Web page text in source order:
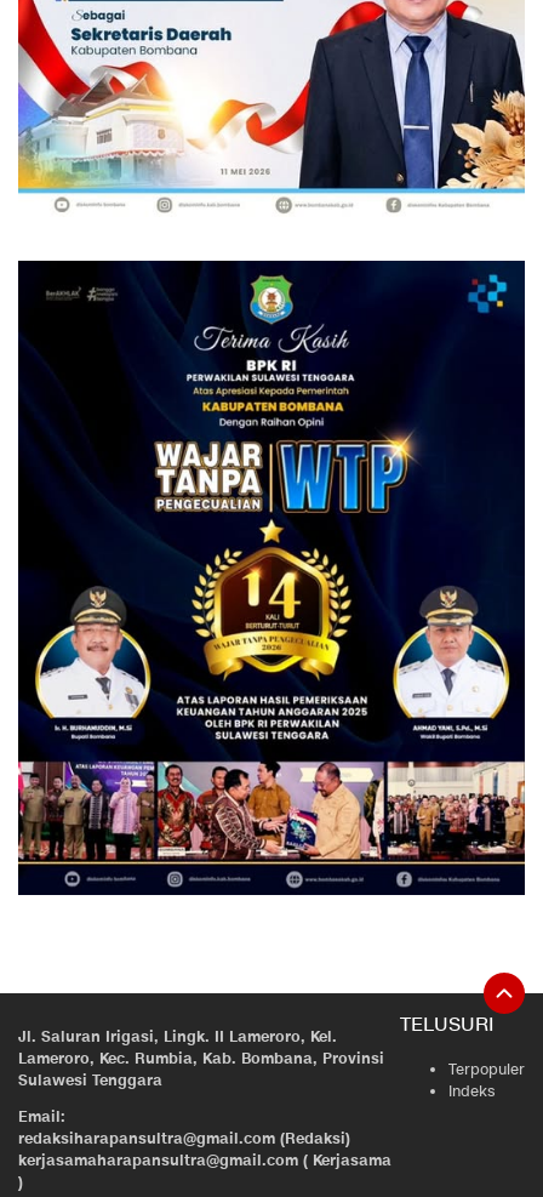
Jl. Saluran Irigasi, Lingk. II Lameroro, Kel.
Lameroro, Kec. Rumbia, Kab. Bombana, Provinsi
Sulawesi Tenggara
Email:
redaksiharapansultra@gmail.com (Redaksi)
kerjasamaharapansultra@gmail.com ( Kerjasama
)
TELUSURI
Terpopuler
Indeks